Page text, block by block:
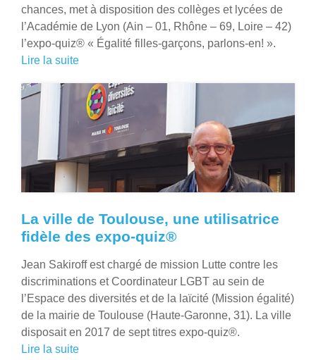
chances, met à disposition des collèges et lycées de
l’Académie de Lyon (Ain – 01, Rhône – 69, Loire – 42)
l’expo-quiz® « Égalité filles-garçons, parlons-en! ».
Lire la suite
La ville de Toulouse, une utilisatrice
fidèle des expo-quiz®
Jean Sakiroff est chargé de mission Lutte contre les
discriminations et Coordinateur LGBT au sein de
l’Espace des diversités et de la laïcité (Mission égalité)
de la mairie de Toulouse (Haute-Garonne, 31). La ville
disposait en 2017 de sept titres expo-quiz®.
Lire la suite